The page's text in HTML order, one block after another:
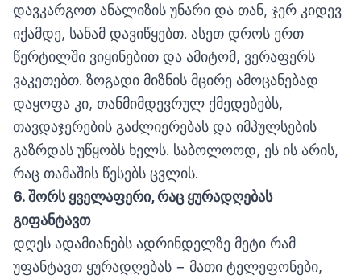
დავკარგოთ ანალიზის უნარი და თან, ჯერ კიდევ
იქამდე, სანამ დავიწყებთ. ასეთ დროს ერთ
წერტილში ვიყინებით და ამიტომ, ვერაფერს
ვაკეთებთ. ზოგადი მიზნის მცირე ამოცანებად
დაყოფა კი, თანმიმდევრულ ქმედებებს,
თავდაჯერების გაძლიერებას და იმპულსების
გაზრდას უწყობს ხელს. საბოლოოდ, ეს ის არის,
რაც თამაშის წესებს ცვლის.
6.შორს ყველაფერი, რაც ყურადღებას
გიფანტავთ
დღეს ადამიანებს ადრინდელზე მეტი რამ
უფანტავთ ყურადღებას − მათი ტელეფონები,